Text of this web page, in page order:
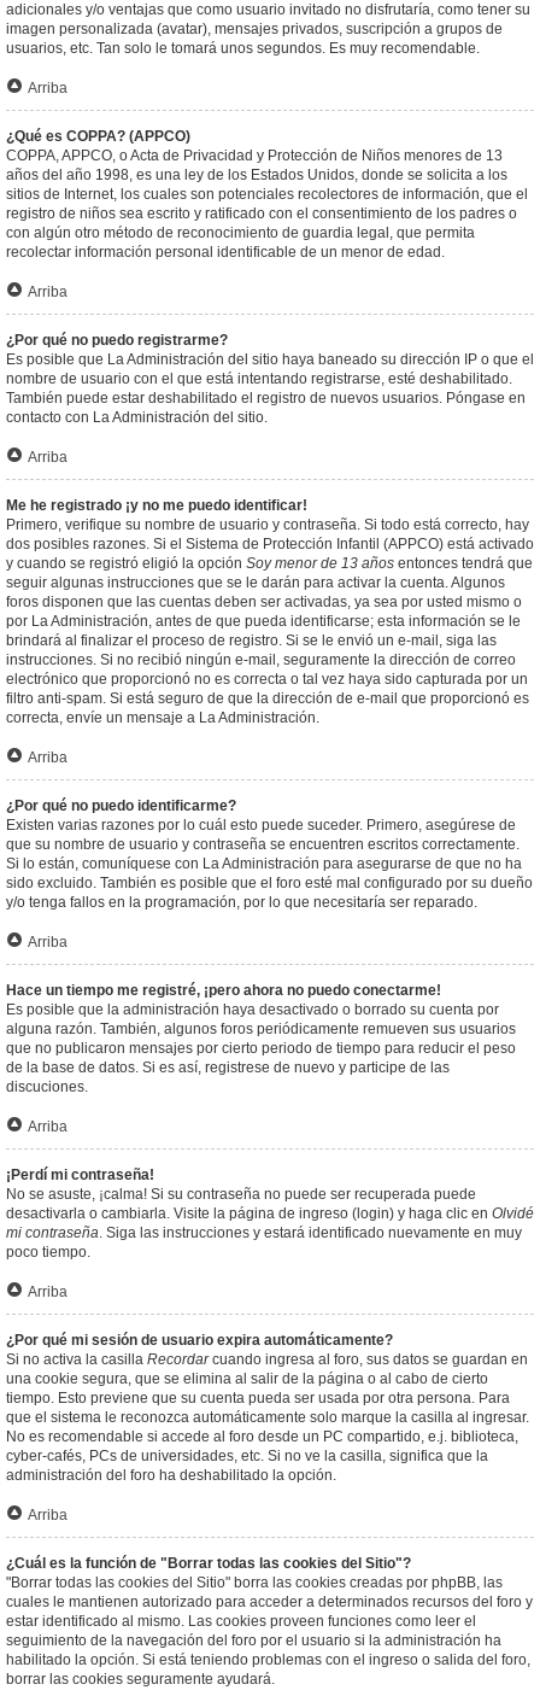
adicionales y/o ventajas que como usuario invitado no disfrutaría, como tener su
imagen personalizada (avatar), mensajes privados, suscripción a grupos de
usuarios, etc. Tan solo le tomará unos segundos. Es muy recomendable.
Arriba
¿Qué es COPPA? (APPCO)
COPPA, APPCO, o Acta de Privacidad y Protección de Niños menores de 13
años del año 1998, es una ley de los Estados Unidos, donde se solicita a los
sitios de Internet, los cuales son potenciales recolectores de información, que el
registro de niños sea escrito y ratificado con el consentimiento de los padres o
con algún otro método de reconocimiento de guardia legal, que permita
recolectar información personal identificable de un menor de edad.
Arriba
¿Por qué no puedo registrarme?
Es posible que La Administración del sitio haya baneado su dirección IP o que el
nombre de usuario con el que está intentando registrarse, esté deshabilitado.
También puede estar deshabilitado el registro de nuevos usuarios. Póngase en
contacto con La Administración del sitio.
Arriba
Me he registrado ¡y no me puedo identificar!
Primero, verifique su nombre de usuario y contraseña. Si todo está correcto, hay
dos posibles razones. Si el Sistema de Protección Infantil (APPCO) está activado
y cuando se registró eligió la opción Soy menor de 13 años entonces tendrá que
seguir algunas instrucciones que se le darán para activar la cuenta. Algunos
foros disponen que las cuentas deben ser activadas, ya sea por usted mismo o
por La Administración, antes de que pueda identificarse; esta información se le
brindará al finalizar el proceso de registro. Si se le envió un e-mail, siga las
instrucciones. Si no recibió ningún e-mail, seguramente la dirección de correo
electrónico que proporcionó no es correcta o tal vez haya sido capturada por un
filtro anti-spam. Si está seguro de que la dirección de e-mail que proporcionó es
correcta, envíe un mensaje a La Administración.
Arriba
¿Por qué no puedo identificarme?
Existen varias razones por lo cuál esto puede suceder. Primero, asegúrese de
que su nombre de usuario y contraseña se encuentren escritos correctamente.
Si lo están, comuníquese con La Administración para asegurarse de que no ha
sido excluido. También es posible que el foro esté mal configurado por su dueño
y/o tenga fallos en la programación, por lo que necesitaría ser reparado.
Arriba
Hace un tiempo me registré, ¡pero ahora no puedo conectarme!
Es posible que la administración haya desactivado o borrado su cuenta por
alguna razón. También, algunos foros periódicamente remueven sus usuarios
que no publicaron mensajes por cierto periodo de tiempo para reducir el peso
de la base de datos. Si es así, registrese de nuevo y participe de las
discuciones.
Arriba
¡Perdí mi contraseña!
No se asuste, ¡calma! Si su contraseña no puede ser recuperada puede
desactivarla o cambiarla. Visite la página de ingreso (login) y haga clic en Olvidé
mi contraseña. Siga las instrucciones y estará identificado nuevamente en muy
poco tiempo.
Arriba
¿Por qué mi sesión de usuario expira automáticamente?
Si no activa la casilla Recordarcuando ingresa al foro, sus datos se guardan en
una cookie segura, que se elimina al salir de la página o al cabo de cierto
tiempo. Esto previene que su cuenta pueda ser usada por otra persona. Para
que el sistema le reconozca automáticamente solo marque la casilla al ingresar.
No es recomendable si accede al foro desde un PC compartido, e.j. biblioteca,
cyber-cafés, PCs de universidades, etc. Si no ve la casilla, significa que la
administración del foro ha deshabilitado la opción.
Arriba
¿Cuál es la función de "Borrar todas las cookies del Sitio"?
"Borrar todas las cookies del Sitio" borra las cookies creadas por phpBB, las
cuales le mantienen autorizado para acceder a determinados recursos del foro y
estar identificado al mismo. Las cookies proveen funciones como leer el
seguimiento de la navegación del foro por el usuario si la administración ha
habilitado la opción. Si está teniendo problemas con el ingreso o salida del foro,
borrar las cookies seguramente ayudará.